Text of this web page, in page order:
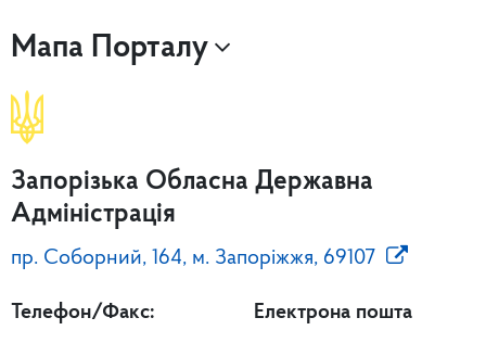
Мапа Порталу
Запорізька Обласна Державна
Адміністрація
пр. Соборний, 164, м. Запоріжжя, 69107
Телефон/Факс:
Електрона пошта